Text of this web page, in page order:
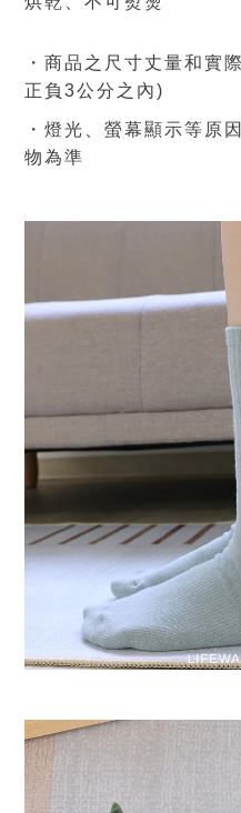
・商品之尺寸丈量和實
正負3公分之內)
・燈光、螢幕顯示等原
物為準